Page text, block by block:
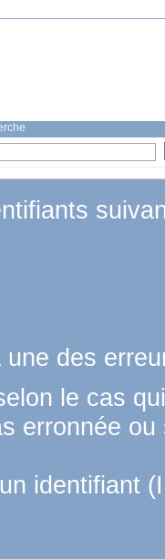
des
le cas
erronnée
identifiant